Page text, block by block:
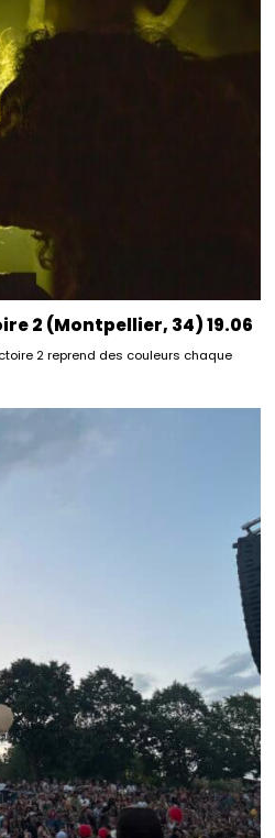
2 (Montpellier, 34) 19.06
2 reprend des couleurs chaque